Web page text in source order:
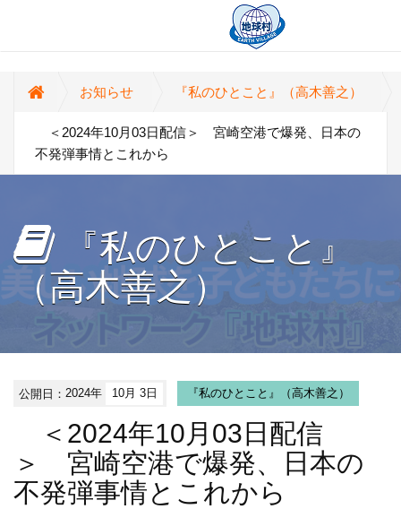
お知らせ 『私のひとこと』（高木善之）
＜2024年10月03日配信＞ 宮崎空港で爆発、日本の
不発弾事情とこれから
『私のひとこと』
（高木善之）
公開日：2024年 10月 3日 『私のひとこと』（高木善之）
＜2024年10月03日配信
＞ 宮崎空港で爆発、日本の
不発弾事情とこれから